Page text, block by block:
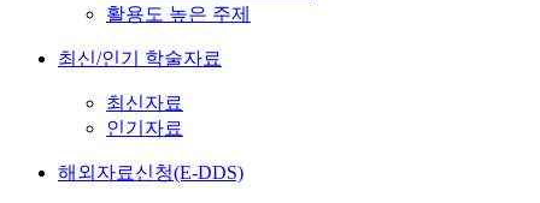
활용도 높은 주제
최신/인기 학술자료
최신자료
인기자료
해외자료신청(E-DDS)